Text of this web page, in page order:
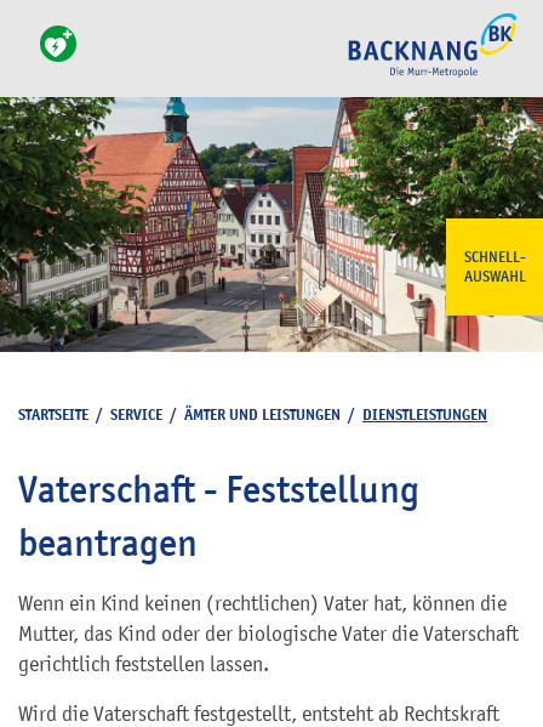
SCHNELL-
AUSWAHL
STARTSEITE / SERVICE / ÄMTER UND LEISTUNGEN / DIENSTLEISTUNGEN
Vaterschaft - Feststellung
beantragen
Wenn ein Kind keinen (rechtlichen) Vater hat, können die
Mutter, das Kind oder der biologische Vater die Vaterschaft
gerichtlich feststellen lassen.
Wird die Vaterschaft festgestellt, entsteht ab Rechtskraft